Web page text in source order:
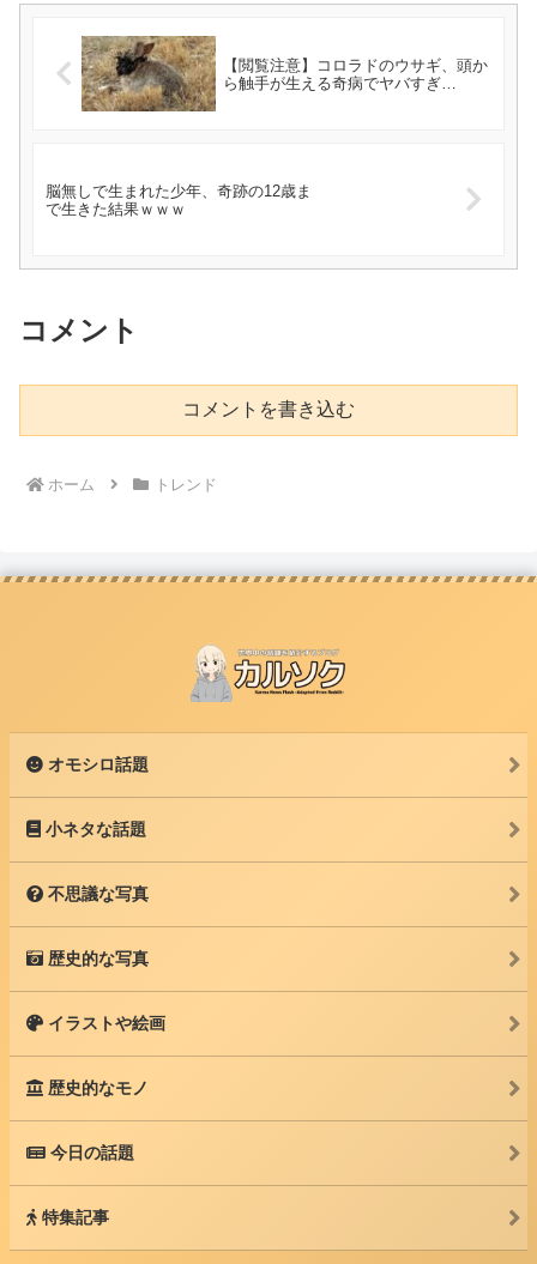
【閲覧注意】コロラドのウサギ、頭か
ら触手が生える奇病でヤバすぎ…
脳無しで生まれた少年、奇跡の12歳ま
で生きた結果ｗｗｗ
コメント
コメントを書き込む
ホーム トレンド
オモシロ話題
小ネタな話題
不思議な写真
歴史的な写真
イラストや絵画
歴史的なモノ
今日の話題
特集記事